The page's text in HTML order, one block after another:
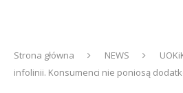
Strona główna NEWS
infolinii. Konsumenci nie poniosą